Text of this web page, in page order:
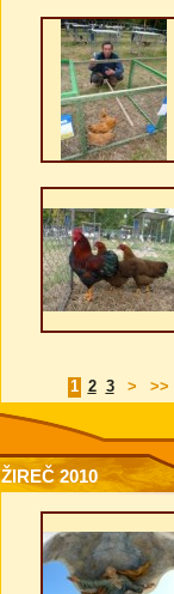
1 2 3 > >>
ŽIREČ 2010